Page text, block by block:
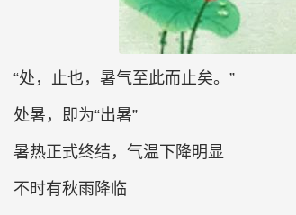
“处，止也，暑气至此而止矣。”
处暑，即为“出暑”
暑热正式终结，气温下降明显
不时有秋雨降临